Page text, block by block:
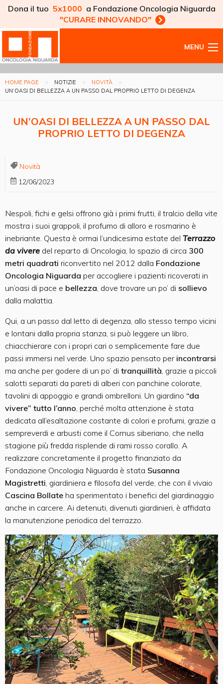
Dona il tuo 5x1000 a Fondazione Oncologia Niguarda
"CURARE INNOVANDO"
MENU
HOME PAGE NOTIZIE
NOVITÀ
UN’OASI DI BELLEZZA A UN PASSO DAL PROPRIO LETTO DI DEGENZA
UN’OASI DI BELLEZZA A UN PASSO DAL
PROPRIO LETTO DI DEGENZA
Novità
12/06/2023
Nespoli, fichi e gelsi offrono già i primi frutti, il tralcio della vite
mostra i suoi grappoli, il profumo di alloro e rosmarino è
inebriante. Questa è ormai l’undicesima estate del Terrazzo
da vivere del reparto di Oncologia, lo spazio di circa 300
metri quadrati riconvertito nel 2012 dalla Fondazione
Oncologia Niguarda per accogliere i pazienti ricoverati in
un’oasi di pace e bellezza , dove trovare un po’ di sollievo
dalla malattia.
Qui, a un passo dal letto di degenza, allo stesso tempo vicini
e lontani dalla propria stanza, si può leggere un libro,
chiacchierare con i propri cari o semplicemente fare due
passi immersi nel verde. Uno spazio pensato per incontrarsi
ma anche per godere di un po’ di tranquillità , grazie a piccoli
salotti separati da pareti di alberi con panchine colorate,
tavolini di appoggio e grandi ombrelloni. Un giardino “da
vivere” tutto l’anno , perché molta attenzione è stata
dedicata all’esaltazione costante di colori e profumi, grazie a
sempreverdi e arbusti come il Cornus siberiano, che nella
stagione più fredda risplende di rami rosso corallo. A
realizzare concretamente il progetto finanziato da
Fondazione Oncologia Niguarda è stata Susanna
Magistretti , giardiniera e filosofa del verde, che con il vivaio
Cascina Bollate ha sperimentato i benefici del giardinaggio
anche in carcere. Ai detenuti, divenuti giardinieri, è affidata
la manutenzione periodica del terrazzo.